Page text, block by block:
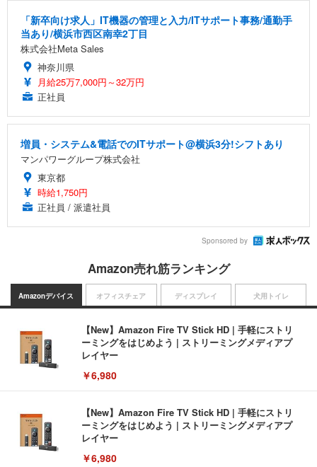
「新卒向け求人」IT機器の管理と入力/ITサポート事務/通勤手
当あり/横浜市西区南幸2丁目
株式会社Meta Sales
神奈川県
月給25万7,000円～32万円
正社員
増員・システム&電話でのITサポート@横浜3分!シフトあり
マンパワーグループ株式会社
東京都
時給1,750円
正社員 / 派遣社員
Sponsored by
Amazon売れ筋ランキング
Amazonデバイス
【New】Amazon Fire TV Stick HD | 手軽にストリ
ーミングをはじめよう | ストリーミングメディアプ
レイヤー
￥6,980
【New】Amazon Fire TV Stick HD | 手軽にストリ
ーミングをはじめよう | ストリーミングメディアプ
レイヤー
￥6,980
オフィスチェア ディスプレイ 犬用トイレ